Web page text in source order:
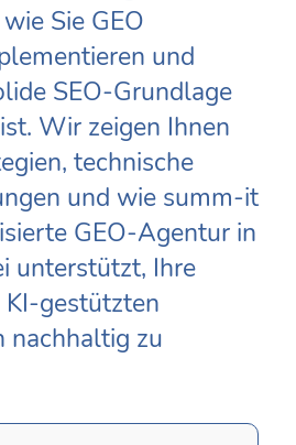
Sie GEO
und
SEO-Grundlage
Wir zeigen Ihnen
technische
und wie summ-it
GEO-Agentur in
unterstützt, Ihre
gestützten
nachhaltig zu